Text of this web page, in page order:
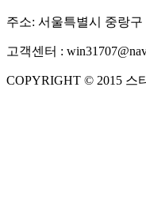
주소: 서울특별시 중랑
고객센터 :
COPYRIGHT © 2015 스